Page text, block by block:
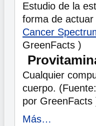
Estudio de la
forma de
Cancer
GreenFacts )
Cualquier
cuerpo.
por GreenFacts
Más…